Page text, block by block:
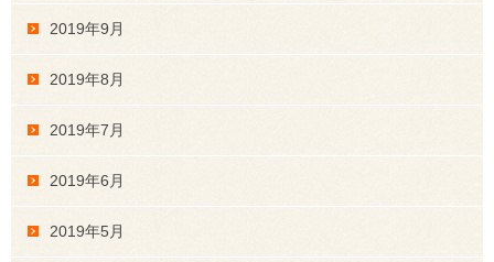
2019年9月
2019年8月
2019年7月
2019年6月
2019年5月